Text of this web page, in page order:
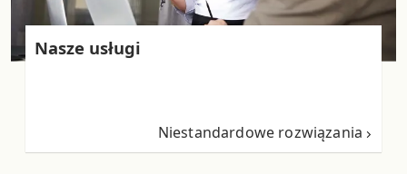
Nasze usługi
Niestandardowe rozwiązania